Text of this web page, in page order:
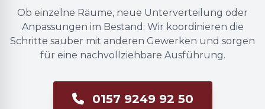
Ob einzelne Räume, neue Unterverteilung oder
Anpassungen im Bestand: Wir koordinieren die
Schritte sauber mit anderen Gewerken und sorgen
für eine nachvollziehbare Ausführung.
0157 9249 92 50